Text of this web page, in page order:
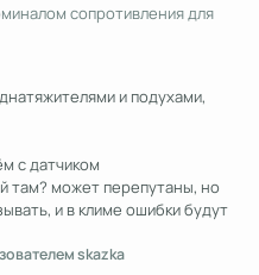
сопротивления для
и подухами,
с датчиком
там? может перепутаны, но
и в климе ошибки будут
skazka